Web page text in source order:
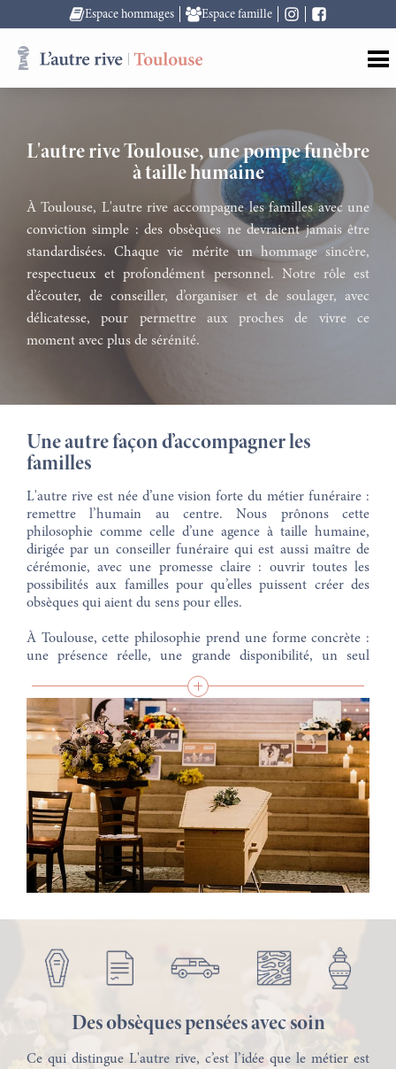
Espace hommages Espace famille
L'autre rive Toulouse, une pompe funèbre
à taille humaine
À Toulouse, L'autre rive accompagne les familles avec une
conviction simple : des obsèques ne devraient jamais être
standardisées. Chaque vie mérite un hommage sincère,
respectueux et profondément personnel. Notre rôle est
d’écouter, de conseiller, d’organiser et de soulager, avec
délicatesse, pour permettre aux proches de vivre ce
moment avec plus de sérénité.
Une autre façon d’accompagner les
familles
L'autre rive est née d’une vision forte du métier funéraire :
remettre l’humain au centre. Nous prônons cette
philosophie comme celle d’une agence à taille humaine,
dirigée par un conseiller funéraire qui est aussi maître de
cérémonie, avec une promesse claire : ouvrir toutes les
possibilités aux familles pour qu’elles puissent créer des
obsèques qui aient du sens pour elles.
À Toulouse, cette philosophie prend une forme concrète :
une présence réelle, une grande disponibilité, un seul
interlocuteur, et un accompagnement qui ne se limite pas à
l’organisation technique des obsèques. Nous prenons le
temps d’écouter l’histoire de la personne disparue, les
attentes de ses proches, les volontés exprimées, la sensibilité
de chacun et le budget disponible, afin de construire un
hommage juste, digne et cohérent. Le site toulousain met
d’ailleurs en avant cette organisation “sur-mesure”,
l’intervention rapide, la prise en charge complète des
démarches et la personnalisation de la cérémonie.
Chez L'autre rive Toulouse, nous ne cherchons pas à faire
rentrer les familles dans un cadre préétabli. Nous
cherchons au contraire la solution la plus appropriée, la
cérémonie simple, d’un hommage plus contemporain,
Des obsèques pensées avec soin
Ce qui distingue L'autre rive, c’est l’idée que le métier est